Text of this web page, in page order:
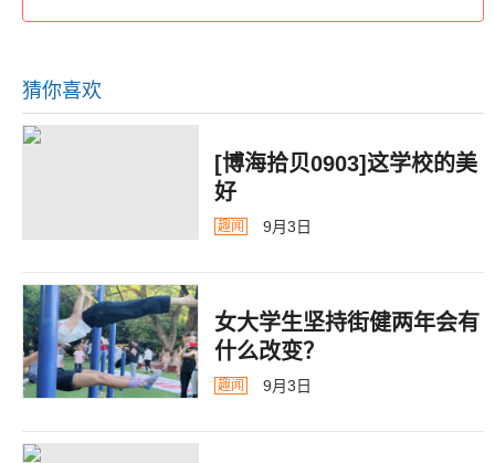
猜你喜欢
[博海拾贝0903]这学校的美
好
趣闻 9月3日
女大学生坚持街健两年会有
什么改变？
趣闻 9月3日